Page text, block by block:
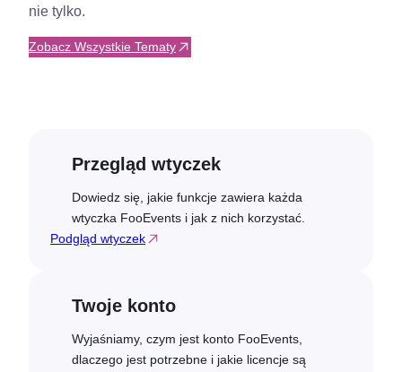
nie tylko.
Zobacz Wszystkie Tematy
Przegląd wtyczek
Dowiedz się, jakie funkcje zawiera każda
wtyczka FooEvents i jak z nich korzystać.
Podgląd wtyczek
Twoje konto
Wyjaśniamy, czym jest konto FooEvents,
dlaczego jest potrzebne i jakie licencje są